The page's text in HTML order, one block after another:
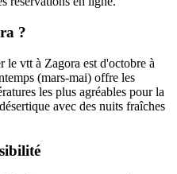
?
le vtt à Zagora est d'octobre à
(mars-mai) offre les
les plus agréables pour la
avec des nuits fraîches